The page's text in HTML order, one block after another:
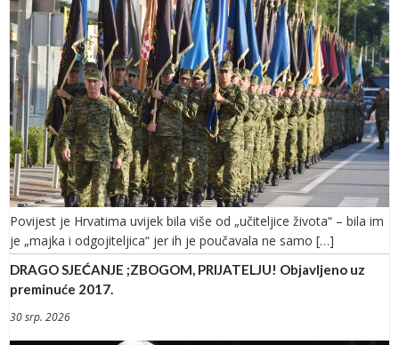
Povijest je Hrvatima uvijek bila više od „učiteljice života“ – bila im
je „majka i odgojiteljica“ jer ih je poučavala ne samo […]
DRAGO SJEĆANJE ;ZBOGOM, PRIJATELJU! Objavljeno uz
preminuće 2017.
30 srp. 2026